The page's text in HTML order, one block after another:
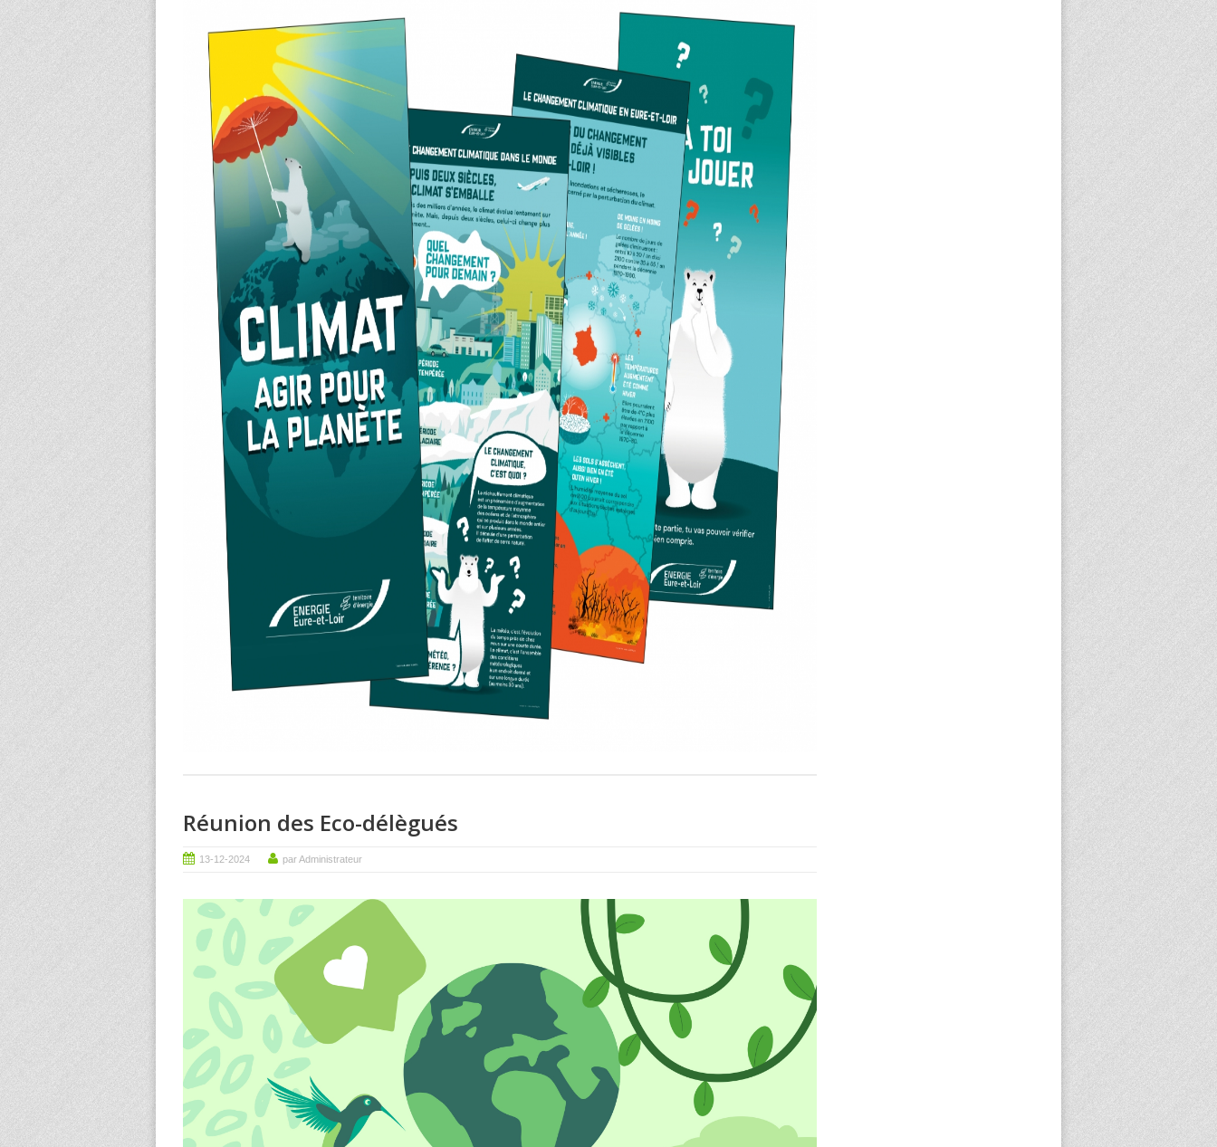
Réunion des Eco-délègués
13-12-2024 par Administrateur